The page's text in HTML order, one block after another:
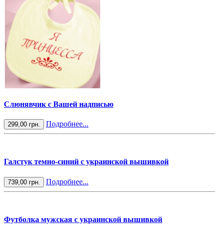
Слюнявчик с Вашей надписью
299,00 грн. Подробнее...
Галстук темно-синий с украинской вышивкой
739,00 грн. Подробнее...
Футболка мужская с украинской вышивкой